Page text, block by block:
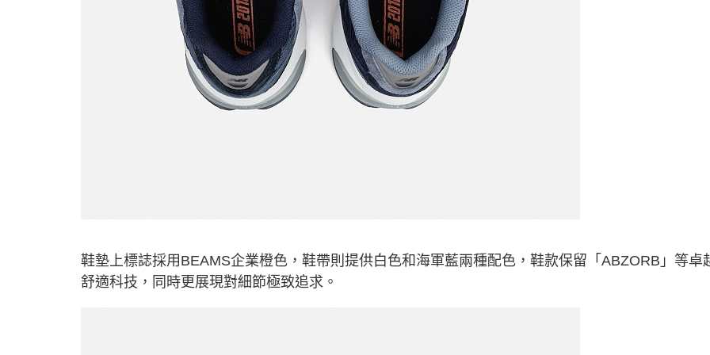
鞋墊上標誌採用BEAMS企業橙色，鞋帶則提供白色和海軍藍兩種配色，鞋款保留「ABZORB」等卓
舒適科技，同時更展現對細節極致追求。